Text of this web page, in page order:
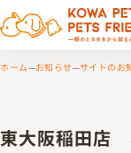
ホーム お知らせ サイトのお
東大阪稲田店